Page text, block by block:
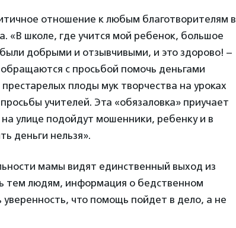
отношение к любым благотворителям в
«В школе, где учится мой ребенок, большое
добрыми и отзывчивыми, и это здорово! –
с просьбой помочь деньгами
плоды мук творчества на уроках
учителей. Эта «обязаловка» приучает
улице подойдут мошенники, ребенку и в
деньги нельзя».
мамы видят единственный выход из
тем людям, информация о бедственном
что помощь пойдет в дело, а не